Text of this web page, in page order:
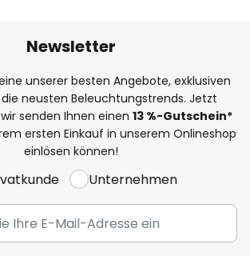
Newsletter
unserer besten Angebote, exklusiven
neusten Beleuchtungstrends. Jetzt
senden Ihnen einen 13 %-Gutschein*
ersten Einkauf in unserem Onlineshop
einlösen können!
Unternehmen